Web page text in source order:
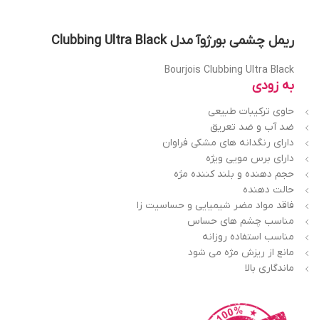
ریمل چشمی بورژوآ مدل Clubbing Ultra Black
Bourjois Clubbing Ultra Black
به زودی
حاوی ترکیبات طبیعی
ضد آب و ضد تعریق
دارای رنگدانه های مشکی فراوان
دارای برس مویی ویژه
حجم دهنده و بلند کننده مژه
حالت دهنده
فاقد مواد مضر شیمیایی و حساسیت زا
مناسب چشم های حساس
مناسب استفاده روزانه
مانع از ریزش مژه می شود
ماندگاری بالا